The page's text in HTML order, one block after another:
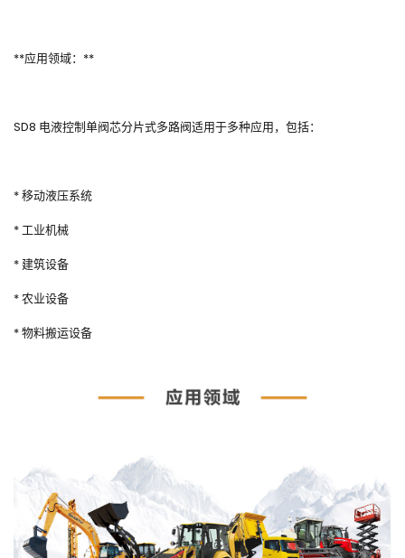
**应用领域：**
SD8 电液控制单阀芯分片式多路阀适用于多种应用，包括：
* 移动液压系统
* 工业机械
* 建筑设备
* 农业设备
* 物料搬运设备